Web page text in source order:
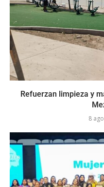
Refuerzan limpieza y
8